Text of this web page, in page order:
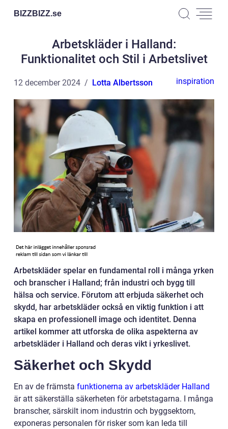
BIZZBIZZ.se
Arbetskläder i Halland:
Funktionalitet och Stil i Arbetslivet
12 december 2024 Lotta Albertsson inspiration
Arbetskläder spelar en fundamental roll i många yrken
och branscher i Halland; från industri och bygg till
hälsa och service. Förutom att erbjuda säkerhet och
skydd, har arbetskläder också en viktig funktion i att
skapa en professionell image och identitet. Denna
artikel kommer att utforska de olika aspekterna av
arbetskläder i Halland och deras vikt i yrkeslivet.
Säkerhet och Skydd
En av de främsta funktionerna av arbetskläder Halland
är att säkerställa säkerheten för arbetstagarna. I många
branscher, särskilt inom industrin och byggsektorn,
exponeras personalen för risker som kan leda till